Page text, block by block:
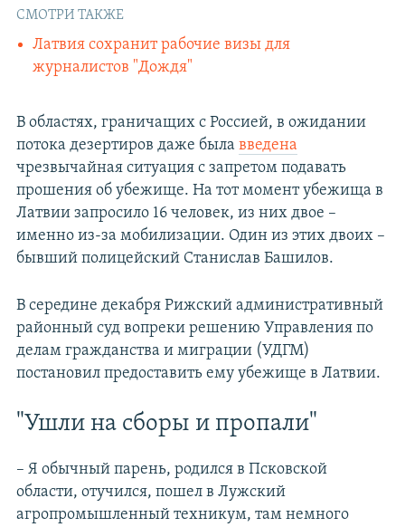
СМОТРИ ТАКЖЕ
Латвия сохранит рабочие визы для
журналистов "Дождя"
В областях, граничащих с Россией, в ожидании
потока дезертиров даже была введена
чрезвычайная ситуация с запретом подавать
прошения об убежище. На тот момент убежища в
Латвии запросило 16 человек, из них двое –
именно из-за мобилизации. Один из этих двоих –
бывший полицейский Станислав Башилов.
В середине декабря Рижский административный
районный суд вопреки решению Управления по
делам гражданства и миграции (УДГМ)
постановил предоставить ему убежище в Латвии.
"Ушли на сборы и пропали"
– Я обычный парень, родился в Псковской
области, отучился, пошел в Лужский
агропромышленный техникум, там немного